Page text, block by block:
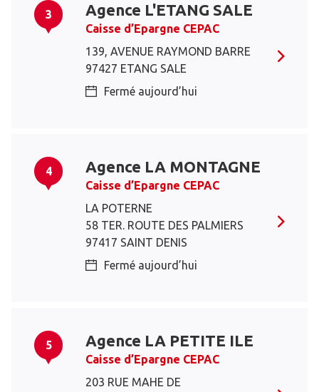
3 Agence L'ETANG SALE
Caisse d’Epargne CEPAC
139, AVENUE RAYMOND BARRE
97427 ETANG SALE
Fermé aujourd’hui
4 Agence LA MONTAGNE
Caisse d’Epargne CEPAC
LA POTERNE
58 TER. ROUTE DES PALMIERS
97417 SAINT DENIS
Fermé aujourd’hui
5 Agence LA PETITE ILE
Caisse d’Epargne CEPAC
203 RUE MAHE DE